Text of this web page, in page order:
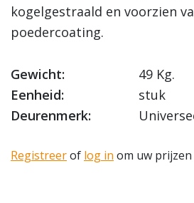
kogelgestraald en voorzien
poedercoating.
Gewicht:
49 Kg.
Eenheid:
stuk
Deurenmerk:
Registreerof log in om uw